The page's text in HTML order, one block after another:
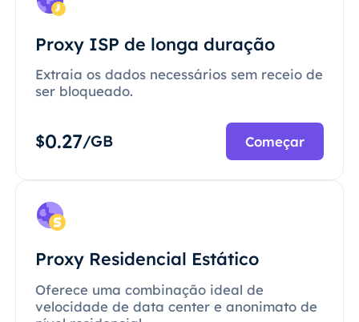
Proxy ISP de longa duração
Extraia os dados necessários sem receio de
ser bloqueado.
$0.27/GB Começar
Proxy Residencial Estático
Oferece uma combinação ideal de
velocidade de data center e anonimato de